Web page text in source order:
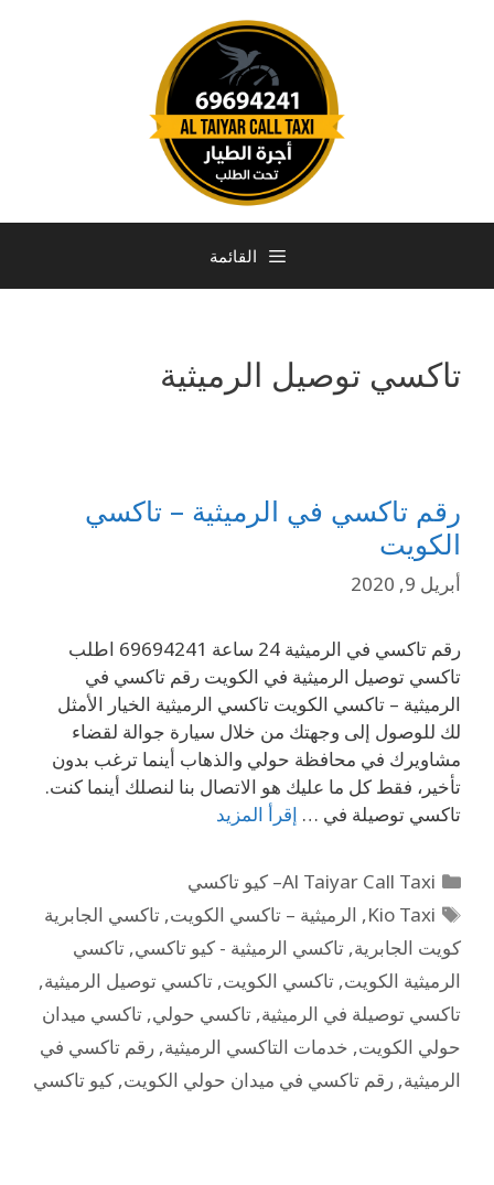
القائمة
تاكسي توصيل الرميثية
رقم تاكسي في الرميثية – تاكسي
الكويت
أبريل 9, 2020
رقم تاكسي في الرميثية 24 ساعة 69694241 اطلب
تاكسي توصيل الرميثية في الكويت رقم تاكسي في
الرميثية – تاكسي الكويت تاكسي الرميثية الخيار الأمثل
لك للوصول إلى وجهتك من خلال سيارة جوالة لقضاء
مشاويرك في محافظة حولي والذهاب أينما ترغب بدون
تأخير، فقط كل ما عليك هو الاتصال بنا لنصلك أينما كنت.
تاكسي توصيلة في … إقرأ المزيد
Al Taiyar Call Taxi– كيو تاكسي
Kio Taxi
, الرميثية – تاكسي الكويت,تاكسي الجابرية
كويت الجابرية, تاكسي الرميثية - كيو تاكسي, تاكسي
الرميثية الكويت, تاكسي الكويت, تاكسي توصيل الرميثية,
تاكسي توصيلة في الرميثية, تاكسي حولي, تاكسي ميدان
حولي الكويت, خدمات التاكسي الرميثية, رقم تاكسي في
الرميثية, رقم تاكسي في ميدان حولي الكويت, كيو تاكسي